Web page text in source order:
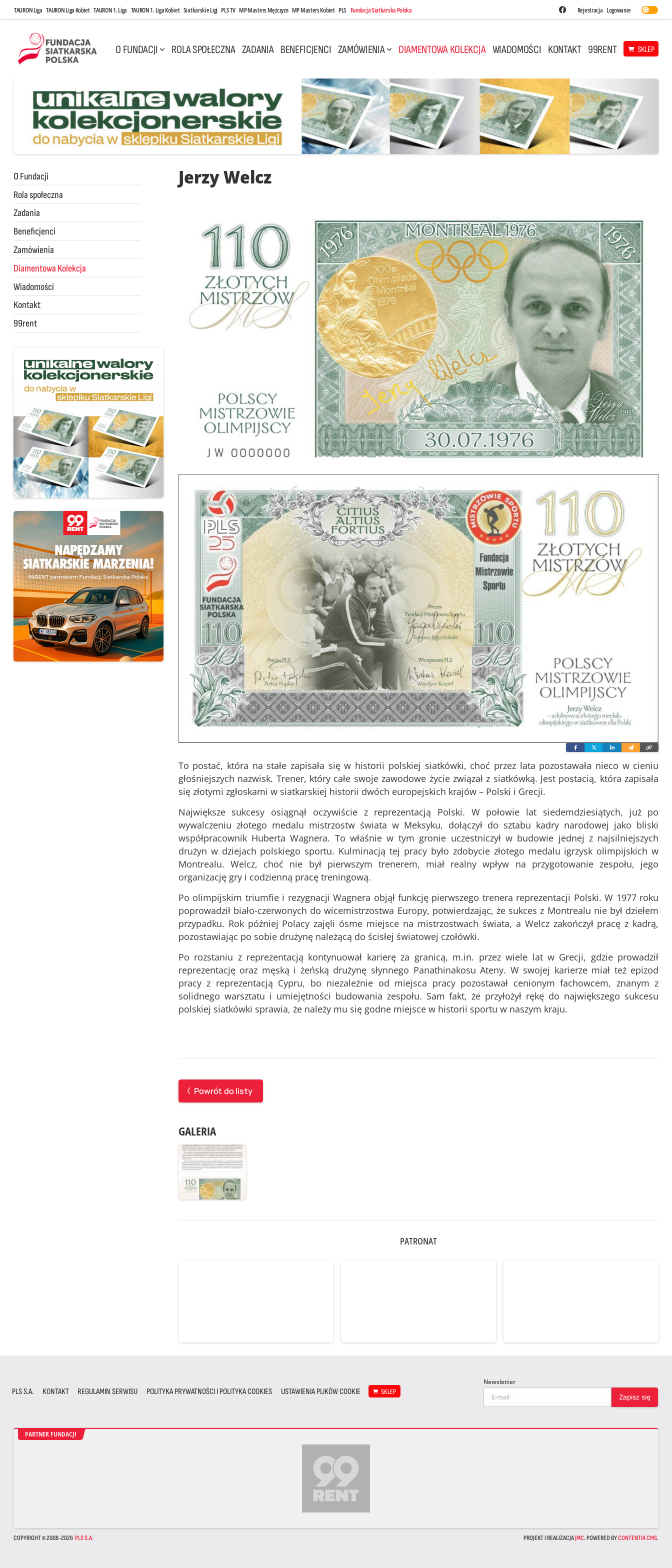
TAURON Liga TAURON Liga Kobiet TAURON 1. Liga TAURON 1. Liga Kobiet Siatkarskie Ligi PLS TV MP Masters Mężczyzn MP Masters Kobiet PLS Fundacja Siatkarska Polska Fundacja Siatkarska
Rejestracja Logowanie
O FUNDACJI ROLA SPOŁECZNA ZADANIA BENEFICJENCI ZAMÓWIENIA DIAMENTOWA KOLEKCJA WIADOMOŚCI KONTAKT 99RENT SKLEP
O Fundacji
Rola społeczna
Zadania
Beneficjenci
Zamówienia
Diamentowa Kolekcja
Wiadomości
Kontakt
99rent
Jerzy Welcz
FacebookTwitterLinkedinWyślij
e-
link
To postać, która na stałe zapisała się w historii polskiej siatkówki, choć przez lata pozostawała nieco w cieniu
głośniejszych nazwisk. Trener, który całe swoje zawodowe życie związał z siatkówką. Jest postacią, która zapisała
się złotymi zgłoskami w siatkarskiej historii dwóch europejskich krajów – Polski i Grecji.
Największe sukcesy osiągnął oczywiście z reprezentacją Polski. W połowie lat siedemdziesiątych, już po
wywalczeniu złotego medalu mistrzostw świata w Meksyku, dołączył do sztabu kadry narodowej jako bliski
współpracownik Huberta Wagnera. To właśnie w tym gronie uczestniczył w budowie jednej z najsilniejszych
drużyn w dziejach polskiego sportu. Kulminacją tej pracy było zdobycie złotego medalu igrzysk olimpijskich w
Montrealu. Welcz, choć nie był pierwszym trenerem, miał realny wpływ na przygotowanie zespołu, jego
organizację gry i codzienną pracę treningową.
Po olimpijskim triumfie i rezygnacji Wagnera objął funkcję pierwszego trenera reprezentacji Polski. W 1977 roku
poprowadził biało-czerwonych do wicemistrzostwa Europy, potwierdzając, że sukces z Montrealu nie był dziełem
przypadku. Rok później Polacy zajęli ósme miejsce na mistrzostwach świata, a Welcz zakończył pracę z kadrą,
pozostawiając po sobie drużynę należącą do ścisłej światowej czołówki.
Po rozstaniu z reprezentacją kontynuował karierę za granicą, m.in. przez wiele lat w Grecji, gdzie prowadził
reprezentację oraz męską i żeńską drużynę słynnego Panathinakosu Ateny. W swojej karierze miał też epizod
pracy z reprezentacją Cypru, bo niezależnie od miejsca pracy pozostawał cenionym fachowcem, znanym z
solidnego warsztatu i umiejętności budowania zespołu. Sam fakt, że przyłożył rękę do największego sukcesu
polskiej siatkówki sprawia, że należy mu się godne miejsce w historii sportu w naszym kraju.
Powrót do listy
GALERIA
PATRONAT
PLS S.A. KONTAKT REGULAMIN SERWISU POLITYKA PRYWATNOŚCI I POLITYKA COOKIES USTAWIENIA PLIKÓW COOKIE SKLEP
Newsletter
PARTNER FUNDACJI
COPYRIGHT © 2008-2026 PLS S.A. PROJEKT I REALIZACJAJMC. POWERED BYCONTENTIA CMS.